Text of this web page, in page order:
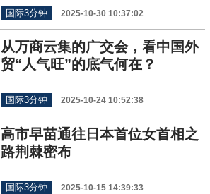
国际3分钟 2025-10-30 10:37:02
从万商云集的广交会，看中国外
贸“人气旺”的底气何在？
国际3分钟 2025-10-24 10:52:38
高市早苗通往日本首位女首相之
路荆棘密布
国际3分钟 2025-10-15 14:39:33